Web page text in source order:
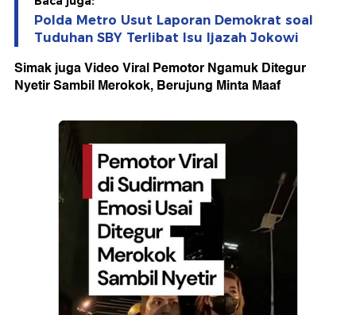
Polda Metro Usut Laporan Demokrat soal
Tuduhan SBY Terlibat Isu Ijazah Jokowi
Simak juga Video Viral Pemotor Ngamuk Ditegur
Nyetir Sambil Merokok, Berujung Minta Maaf